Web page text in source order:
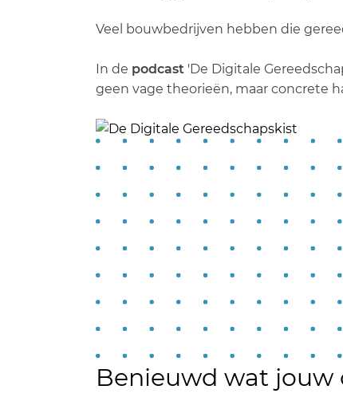
Veel bouwbedrijven hebben die
In de podcast 'De Digitale
geen vage theorieën, maar concrete
Benieuwd wat jouw